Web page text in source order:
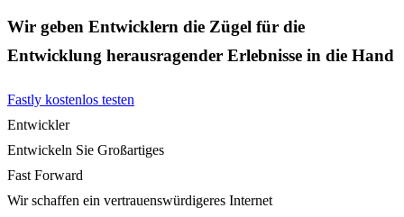
Wir geben Entwicklern die Zügel für die
Entwicklung herausragender Erlebnisse in die Hand
Fastly kostenlos testen
Entwickler
Entwickeln Sie Großartiges
Fast Forward
Wir schaffen ein vertrauenswürdigeres Internet